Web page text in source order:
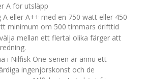
A för utsläpp
A eller A++ med en 750 watt eller 450
minimum om 500 timmars drifttid
mellan ett flertal olika färger att
i Nilfisk One-serien är ännu ett
ingenjörskonst och de